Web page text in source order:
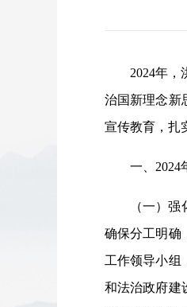
2024年
治国新理念新
宣传教育，扎
一、2024
（一）
确保分工明确
工作领导小组
和法治政府建